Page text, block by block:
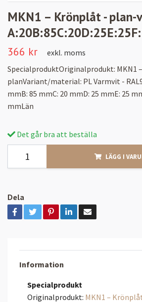
MKN1 – Krönplåt -
366 kr
exkl. moms
SpecialproduktOriginalprodukt: MKN1
planVariant/material: PL Varmvit -
mmB: 85 mmC: 20 mmD: 25 mmE: 25
mmLän
Det går bra att beställa
LÄGG I
Dela
Information
Specialprodukt
Originalprodukt: MKN1 –